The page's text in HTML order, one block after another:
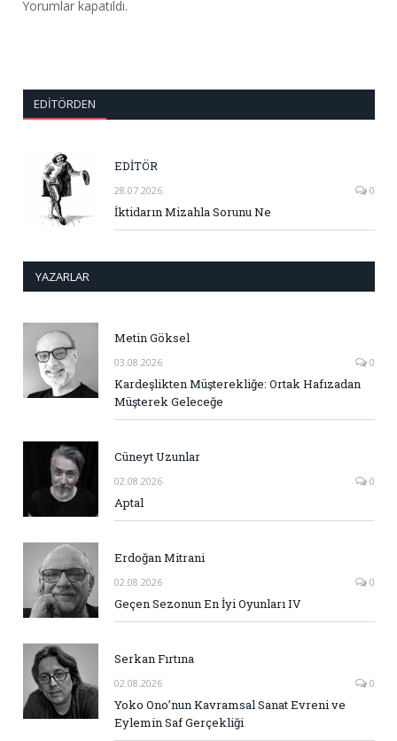
Yorumlar kapatıldı.
EDITÖRDEN
EDİTÖR
28.07.2026 0
İktidarın Mizahla Sorunu Ne
YAZARLAR
Metin Göksel
03.08.2026 0
Kardeşlikten Müşterekliğe: Ortak Hafızadan
Müşterek Geleceğe
Cüneyt Uzunlar
02.08.2026 0
Aptal
Erdoğan Mitrani
02.08.2026 0
Geçen Sezonun En İyi Oyunları IV
Serkan Fırtına
02.08.2026 0
Yoko Ono’nun Kavramsal Sanat Evreni ve
Eylemin Saf Gerçekliği